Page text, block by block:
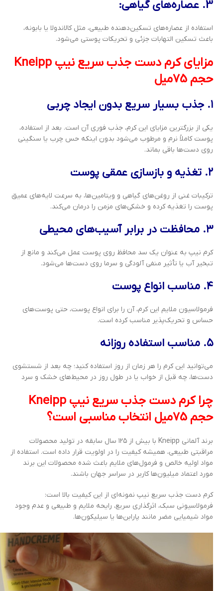
3. عصاره‌های گیاهی:
استفاده از عصاره‌های تسکین‌دهنده طبیعی، مثل کالاندولا یا بابونه،
باعث تسکین التهابات جزئی و تحریکات پوستی می‌شود.
مزایای کرم دست جذب سریع نیپ Kneipp
حجم 75میل
۱. جذب بسیار سریع بدون ایجاد چربی
یکی از بزرگترین مزایای این کرم، جذب فوری آن است. بعد از استفاده،
پوست کاملاً نرم و مرطوب می‌شود بدون اینکه حس چرب یا سنگینی
روی دست‌ها باقی بماند.
۲. تغذیه و بازسازی عمقی پوست
ترکیبات غنی از روغن‌های گیاهی و ویتامین‌ها، به سرعت لایه‌های عمیق
پوست را تغذیه کرده و خشکی‌های مزمن را درمان می‌کند.
۳. محافظت در برابر آسیب‌های محیطی
کرم نیپ به عنوان یک سد محافظ روی پوست عمل می‌کند و مانع از
تبخیر آب یا تأثیر منفی آلودگی و سرما روی دست‌ها می‌شود.
۴. مناسب انواع پوست
فرمولاسیون ملایم این کرم، آن را برای انواع پوست، حتی پوست‌های
حساس و تحریک‌پذیر مناسب کرده است.
۵. مناسب استفاده روزانه
می‌توانید این کرم را هر زمان از روز استفاده کنید؛ چه بعد از شستشوی
دست‌ها، چه قبل از خواب یا در طول روز در محیط‌های خشک و سرد
چرا کرم دست جذب سریع نیپ Kneipp
حجم 75میل انتخاب مناسبی است؟
برند آلمانی Kneipp با بیش از ۱۲۵ سال سابقه در تولید محصولات
مراقبتی طبیعی، همیشه کیفیت را در اولویت قرار داده است. استفاده از
مواد اولیه خالص و فرمول‌های ملایم باعث شده محصولات این برند
مورد اعتماد میلیون‌ها کاربر در سراسر جهان باشند.
کرم دست جذب سریع نیپ نمونه‌ای از این کیفیت بالا است:
فرمولاسیونی سبک، اثرگذاری سریع، رایحه ملایم و طبیعی و عدم وجود
مواد شیمیایی مضر مانند پارابن‌ها یا سیلیکون‌ها.